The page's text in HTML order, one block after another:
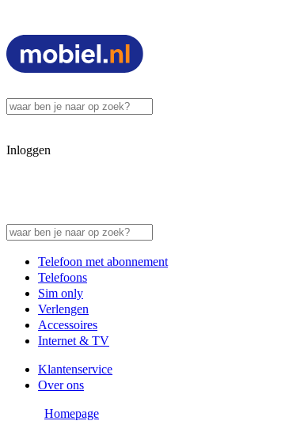
Inloggen
Telefoon met abonnement
Telefoons
Sim only
Verlengen
Accessoires
Internet & TV
Klantenservice
Over ons
Homepage